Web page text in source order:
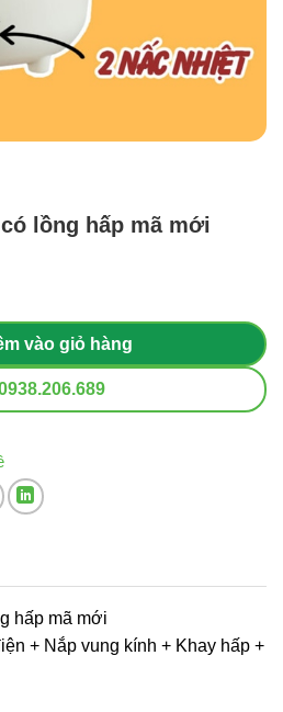
lồng hấp mã mới
mã mới số lượng
vào giỏ hàng
hấp mã mới
+ Nắp vung kính + Khay hấp +